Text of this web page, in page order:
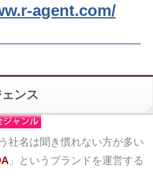
agent.com/
ンス
社名は聞き慣れない方が多い
」というブランドを運営する